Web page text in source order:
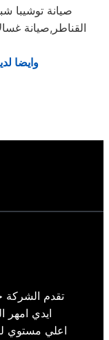
صيانة توشيبا
القناطر,صيانة
وايضا
تقدم الشركة
ايدي امهر
اعلي مستوي